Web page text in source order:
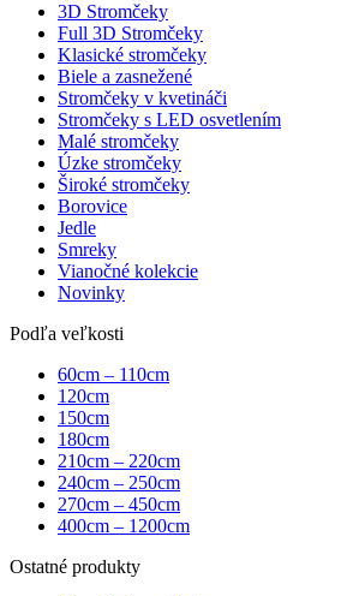
3D Stromčeky
Full 3D Stromčeky
Klasické stromčeky
Biele a zasnežené
Stromčeky v kvetináči
Stromčeky s LED osvetlením
Malé stromčeky
Úzke stromčeky
Široké stromčeky
Borovice
Jedle
Smreky
Vianočné kolekcie
Novinky
Podľa veľkosti
60cm – 110cm
120cm
150cm
180cm
210cm – 220cm
240cm – 250cm
270cm – 450cm
400cm – 1200cm
Ostatné produkty